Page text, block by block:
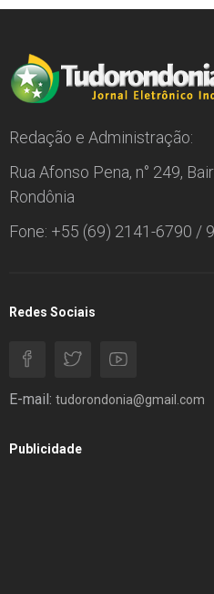
Redação e Administração:
Rua Afonso Pena, n° 249,
Rondônia
Fone: +55 (69) 2141-6790 /
Redes Sociais
E-mail: tudorondonia@gmail.com
Publicidade